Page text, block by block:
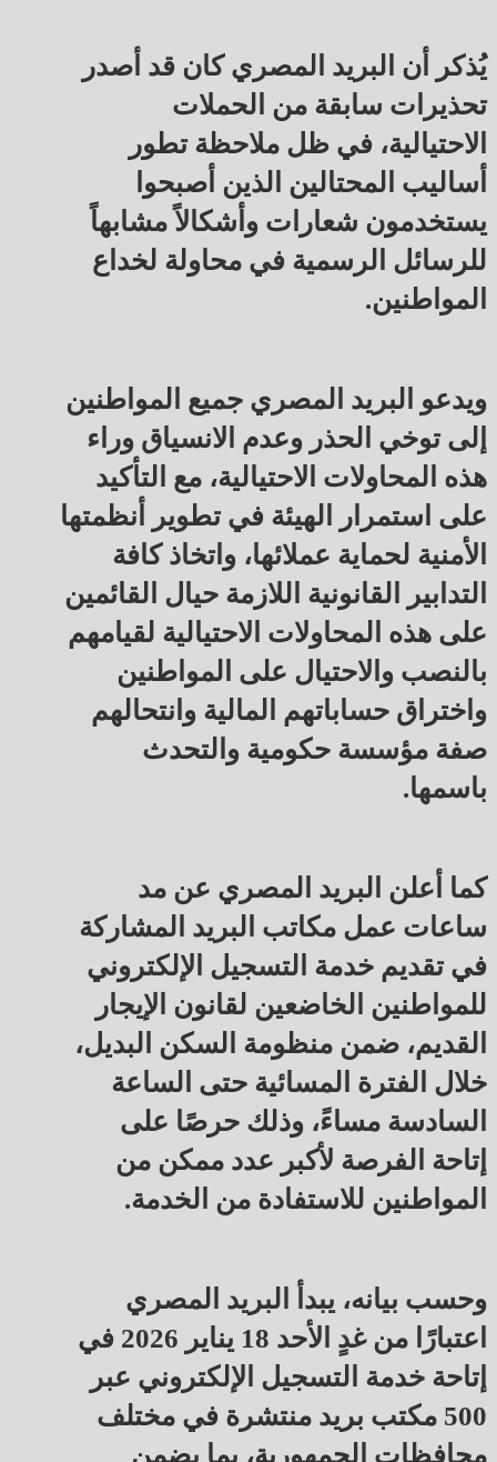
يُذكر أن البريد المصري كان قد أصدر
تحذيرات سابقة من الحملات
الاحتيالية، في ظل ملاحظة تطور
أساليب المحتالين الذين أصبحوا
يستخدمون شعارات وأشكالاً مشابهاً
للرسائل الرسمية في محاولة لخداع
المواطنين.
ويدعو البريد المصري جميع المواطنين
إلى توخي الحذر وعدم الانسياق وراء
هذه المحاولات الاحتيالية، مع التأكيد
على استمرار الهيئة في تطوير أنظمتها
الأمنية لحماية عملائها، واتخاذ كافة
التدابير القانونية اللازمة حيال القائمين
على هذه المحاولات الاحتيالية لقيامهم
بالنصب والاحتيال على المواطنين
واختراق حساباتهم المالية وانتحالهم
صفة مؤسسة حكومية والتحدث
باسمها.
كما أعلن البريد المصري عن مد
ساعات عمل مكاتب البريد المشاركة
في تقديم خدمة التسجيل الإلكتروني
للمواطنين الخاضعين لقانون الإيجار
القديم، ضمن منظومة السكن البديل،
خلال الفترة المسائية حتى الساعة
السادسة مساءً، وذلك حرصًا على
إتاحة الفرصة لأكبر عدد ممكن من
المواطنين للاستفادة من الخدمة.
وحسب بيانه، يبدأ البريد المصري
اعتبارًا من غدٍ الأحد 18 يناير 2026 في
إتاحة خدمة التسجيل الإلكتروني عبر
500 مكتب بريد منتشرة في مختلف
محافظات الجمهورية، بما يضمن